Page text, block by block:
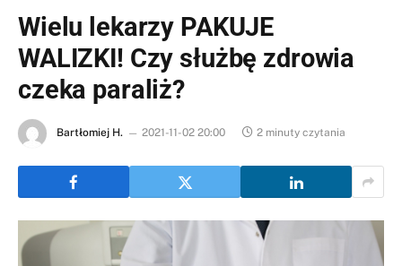
Wielu lekarzy PAKUJE
WALIZKI! Czy służbę zdrowia
czeka paraliż?
Bartłomiej H. 2021-11-02 20:00 2 minuty czytania